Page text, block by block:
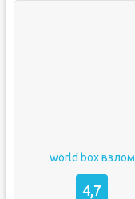
world box взлом
4,7